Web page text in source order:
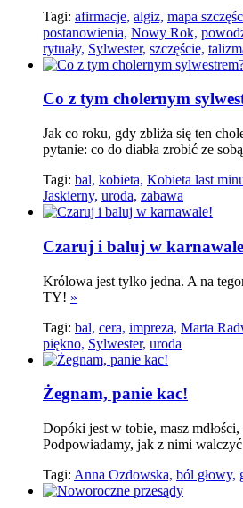
Tagi: afirmacje, algiz, mapa
postanowienia, Nowy Rok,
rytuały, Sylwester, szczęście,
Co z tym cholernym
Jak co roku, gdy zbliża się ten
pytanie: co do diabła zrobić ze
Tagi: bal, kobieta, Kobieta last
Jaskierny, uroda, zabawa
Czaruj i baluj w
Królowa jest tylko jedna. A na
TY! »
Tagi: bal, cera, impreza, Marta
piękno, Sylwester, uroda
Żegnam, panie kac!
Dopóki jest w tobie, masz
Podpowiadamy, jak z nimi
Tagi: Anna Ozdowska, ból głowy,